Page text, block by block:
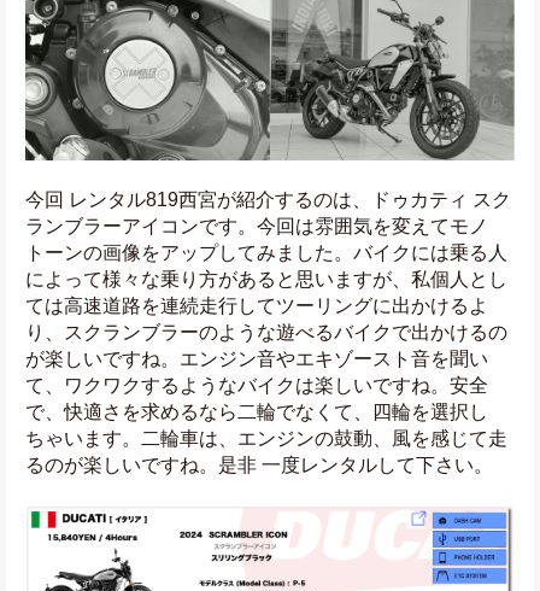
今回 レンタル819西宮が紹介するのは、ドゥカティ スク
ランブラーアイコンです。今回は雰囲気を変えてモノ
トーンの画像をアップしてみました。バイクには乗る人
によって様々な乗り方があると思いますが、私個人とし
ては高速道路を連続走行してツーリングに出かけるよ
り、スクランブラーのような遊べるバイクで出かけるの
が楽しいですね。エンジン音やエキゾースト音を聞い
て、ワクワクするようなバイクは楽しいですね。安全
で、快適さを求めるなら二輪でなくて、四輪を選択し
ちゃいます。二輪車は、エンジンの鼓動、風を感じて走
るのが楽しいですね。是非 一度レンタルして下さい。